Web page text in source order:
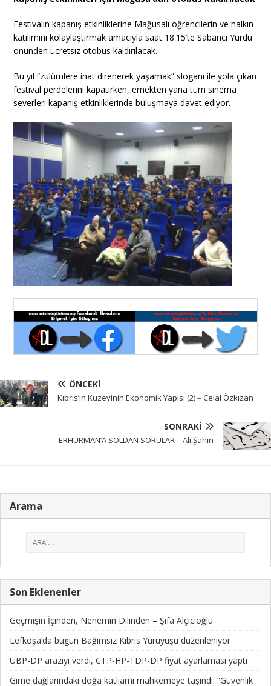
Festivalin kapanış etkinliklerine Mağusalı öğrencilerin ve halkın
katılımını kolaylaştırmak amacıyla saat 18.15’te Sabancı Yurdu
önünden ücretsiz otobüs kaldırılacak.
Bu yıl “zulümlere inat direnerek yaşamak” sloganı ile yola çıkan
festival perdelerini kapatırken, emekten yana tüm sinema
severleri kapanış etkinliklerinde buluşmaya davet ediyor.
ÖNCEKI
Kıbrıs’ın Kuzeyinin Ekonomik Yapısı (2) – Celal Özkızan
SONRAKI
ERHÜRMAN’A SOLDAN SORULAR – Ali Şahin
Arama
Son Eklenenler
Geçmişin İçinden, Nenemin Dilinden – Şifa Alçıcıoğlu
Lefkoşa’da bugün Bağımsız Kıbrıs Yürüyüşü düzenleniyor
UBP-DP araziyi verdi, CTP-HP-TDP-DP fiyat ayarlaması yaptı
Girne dağlarındaki doğa katliamı mahkemeye taşındı: “Güvenlik